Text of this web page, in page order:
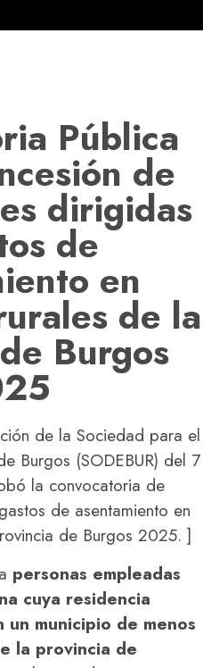
Pública
de
dirigidas
de
en
de la
Burgos
de la Sociedad para el
Burgos (SODEBUR) del 7
la convocatoria de
de asentamiento en
de Burgos 2025. ]
personas empleadas
cuya residencia
municipio de menos
la provincia de